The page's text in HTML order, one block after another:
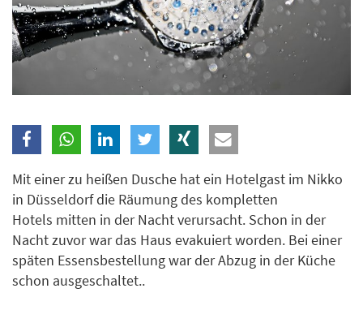
Mit einer zu heißen Dusche hat ein Hotelgast im Nikko
in Düsseldorf die Räumung des kompletten
Hotels mitten in der Nacht verursacht. Schon in der
Nacht zuvor war das Haus evakuiert worden. Bei einer
späten Essensbestellung war der Abzug in der Küche
schon ausgeschaltet..
genommen.
Anmelden Danke, heute nicht